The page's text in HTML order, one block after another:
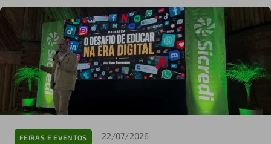
FEIRAS E EVENTOS 22/07/2026